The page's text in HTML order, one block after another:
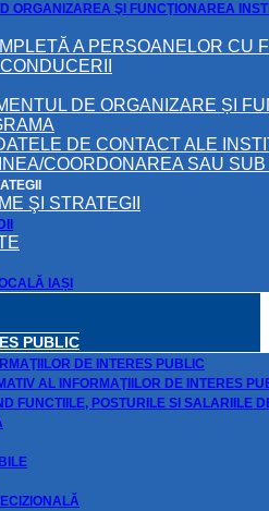
ORGANIZAREA ŞI FUNCŢIONAREA
A PERSOANELOR CU
DE ORGANIZARE ȘI
DE CONTACT ALE
COORDONAREA SAU
ŞI STRATEGII
IAȘI
PUBLIC
DE INTERES PUBLIC
AL INFORMAŢIILOR DE INTERES
FUNCTIILE, POSTURILE SI